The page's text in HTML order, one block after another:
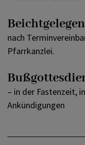
nach
Pfarrkanzlei.
– in der Fastenzeit,
Ankündigungen